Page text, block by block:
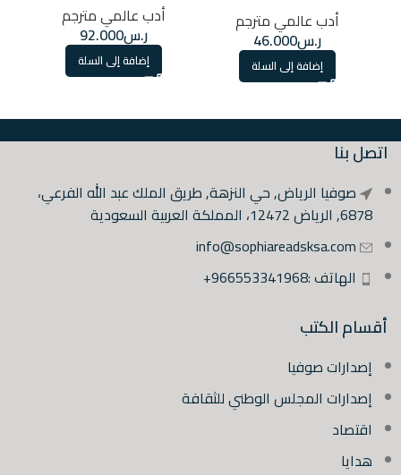
أدب عالمي مترجم
ر.س46.000
إضافة إلى السلة
أدب عالمي مترجم
ر.س92.000
إضافة إلى السلة
اتصل بنا
صوفيا الرياض, حي النزهة, طريق الملك عبد الله الفرعي،
6878, الرياض 12472، المملكة العربية السعودية
info@sophiareadsksa.com
الهاتف :966553341968+
أقسام الكتب
إصدارات صوفيا
إصدارات المجلس الوطني للثقافة
اقتصاد
هدايا